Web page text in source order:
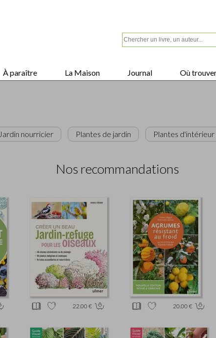
À paraître La Maison Journal Où
Jardin nourricier Plantes de jardin Plantes d'intérieur
Nos recommandations
22.00 € 20.00 €